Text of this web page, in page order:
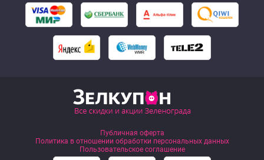
Публичная оферта
Политика в отношении обработки персональных данных
Пользовательское соглашение